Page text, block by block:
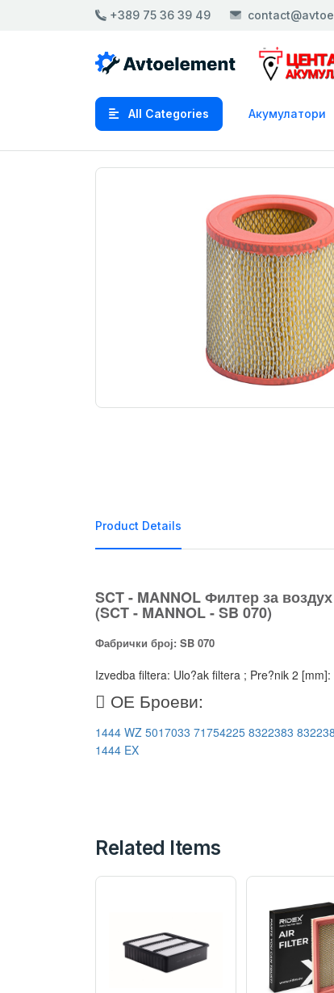
+389 75 36 39 49
All Categories Акумулатори
Product Details
SCT - MANNOL Филтер за воздух
(SCT - MANNOL - SB 070)
Фабрички број: SB 070
Izvedba filtera: Ulo?ak filtera ; Pre?nik 2
ОЕ Броеви:
1444 WZ 5017033 71754225 8322383
1444 EX
Related Items